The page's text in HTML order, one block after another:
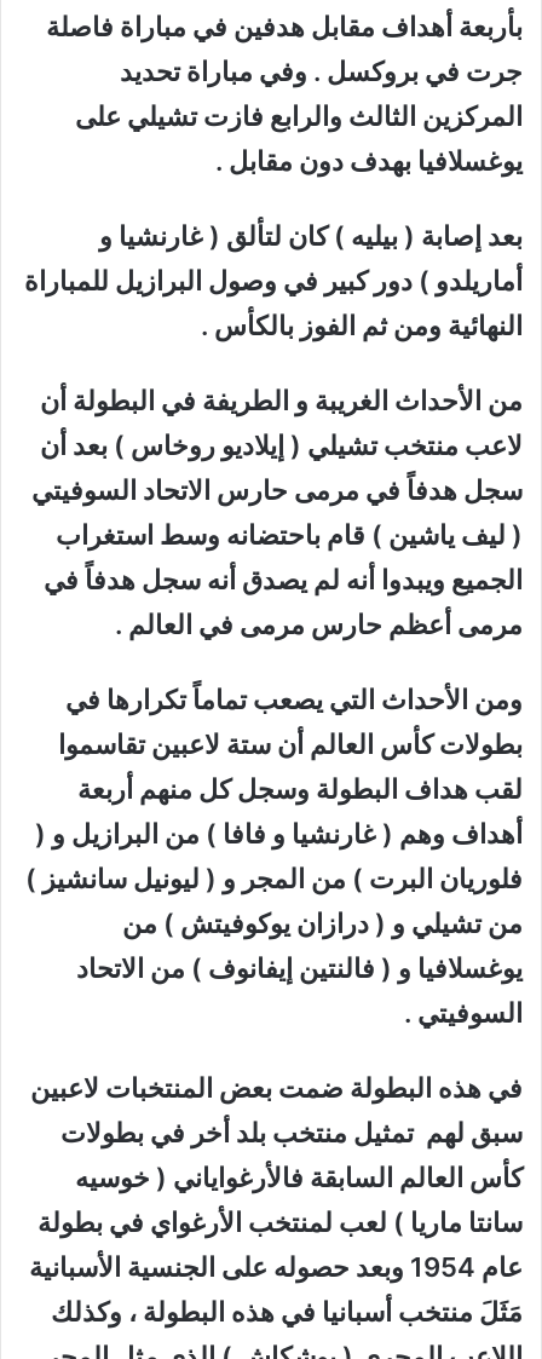
بأربعة أهداف مقابل هدفين في مباراة فاصلة
جرت في بروكسل . وفي مباراة تحديد
المركزين الثالث والرابع فازت تشيلي على
يوغسلافيا بهدف دون مقابل .
بعد إصابة ( بيليه ) كان لتألق ( غارنشيا و
أماريلدو ) دور كبير في وصول البرازيل للمباراة
النهائية ومن ثم الفوز بالكأس .
من الأحداث الغريبة و الطريفة في البطولة أن
لاعب منتخب تشيلي ( إيلاديو روخاس ) بعد أن
سجل هدفاً في مرمى حارس الاتحاد السوفيتي
( ليف ياشين ) قام باحتضانه وسط استغراب
الجميع ويبدوا أنه لم يصدق أنه سجل هدفاً في
مرمى أعظم حارس مرمى في العالم .
ومن الأحداث التي يصعب تماماً تكرارها في
بطولات كأس العالم أن ستة لاعبين تقاسموا
لقب هداف البطولة وسجل كل منهم أربعة
أهداف وهم ( غارنشيا و فافا ) من البرازيل و (
فلوريان البرت ) من المجر و ( ليونيل سانشيز )
من تشيلي و ( درازان يوكوفيتش ) من
يوغسلافيا و ( فالنتين إيفانوف ) من الاتحاد
السوفيتي .
في هذه البطولة ضمت بعض المنتخبات لاعبين
سبق لهم تمثيل منتخب بلد أخر في بطولات
كأس العالم السابقة فالأرغواياني ( خوسيه
سانتا ماريا ) لعب لمنتخب الأرغواي في بطولة
عام 1954 وبعد حصوله على الجنسية الأسبانية
مَثَلَ منتخب أسبانيا في هذه البطولة ، وكذلك